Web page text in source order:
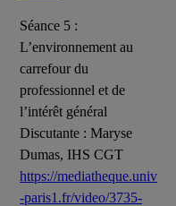
Séance 5 :
L’environnement au
carrefour du
professionnel et de
l’intérêt général
Discutante : Maryse
Dumas, IHS CGT
https://mediatheque.univ
-paris1.fr/video/3735-